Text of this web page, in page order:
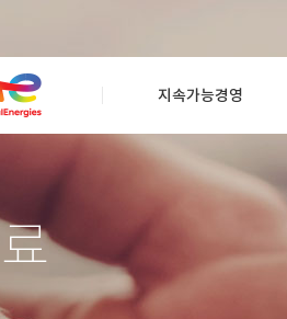
지속가능경영